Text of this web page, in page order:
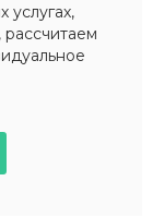
рассчитаем